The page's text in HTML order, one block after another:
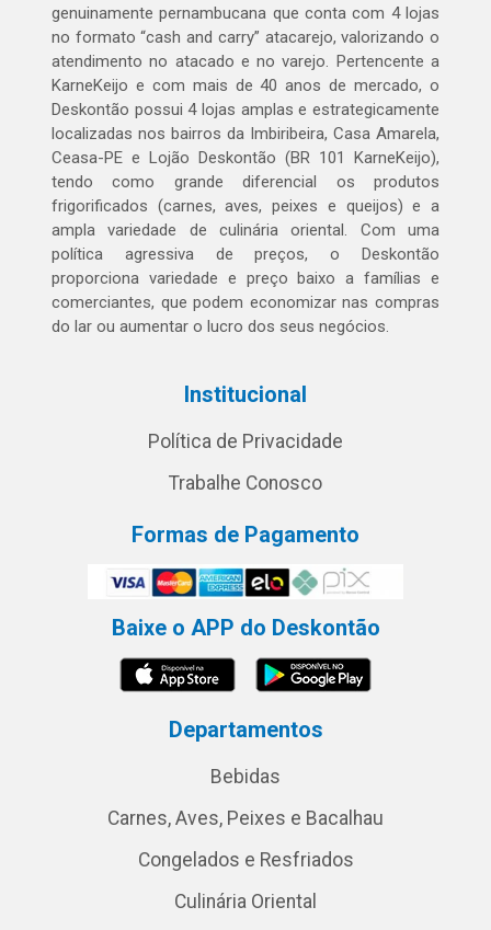
genuinamente pernambucana que conta com 4 lojas
no formato “cash and carry” atacarejo, valorizando o
atendimento no atacado e no varejo. Pertencente a
KarneKeijo e com mais de 40 anos de mercado, o
Deskontão possui 4 lojas amplas e estrategicamente
localizadas nos bairros da Imbiribeira, Casa Amarela,
Ceasa-PE e Lojão Deskontão (BR 101 KarneKeijo),
tendo como grande diferencial os produtos
frigorificados (carnes, aves, peixes e queijos) e a
ampla variedade de culinária oriental. Com uma
política agressiva de preços, o Deskontão
proporciona variedade e preço baixo a famílias e
comerciantes, que podem economizar nas compras
do lar ou aumentar o lucro dos seus negócios.
Institucional
Política de Privacidade
Trabalhe Conosco
Formas de Pagamento
Baixe o APP do Deskontão
Departamentos
Bebidas
Carnes, Aves, Peixes e Bacalhau
Congelados e Resfriados
Culinária Oriental